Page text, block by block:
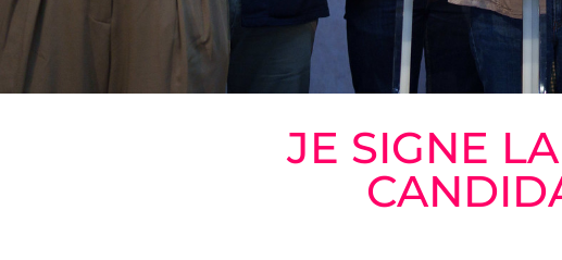
JE SIGNE